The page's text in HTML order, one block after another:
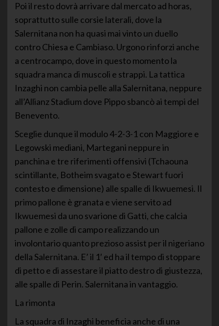
Poi il resto dovrà arrivare dal mercato ad horas,
soprattutto sulle corsie laterali, dove la
Salernitana non ha quasi mai vinto un duello
contro Chiesa e Cambiaso. Urgono rinforzi anche
a centrocampo, dove in questo momento la
squadra manca di muscoli e strappi. La tattica
Inzaghi non cambia pelle alla Salernitana, neppure
all’Allianz Stadium dove Pippo sbancò ai tempi del
Benevento.
Sceglie dunque il modulo 4-2-3-1 con Maggiore e
Legowski mediani, Martegani neppure in
panchina e tre riferimenti offensivi (Tchaouna
scintillante, Botheim svagato e Stewart fuori
contesto e dimensione) alle spalle di Ikwuemesi. Il
primo pallone è granata e viene servito ad
Ikwuemesi da uno svarione di Gatti, che calcia
pallone e zolle di campo realizzando un
involontario quanto prezioso assist per il nigeriano
della Salernitana. E’ il 1′ ed ha il tempo di stoppare
di petto e di assestare il piatto destro di giustezza,
alle spalle di Perin. Salernitana in vantaggio.
La rimonta
La squadra di Inzaghi beneficia anche di una